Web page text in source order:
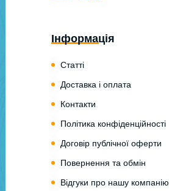
Інформація
Статті
Доставка і оплата
Контакти
Політика конфіденційності
Договір публічної оферти
Повернення та обмін
Відгуки про нашу компанію